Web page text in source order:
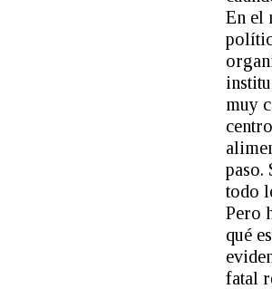
En el
muy
paso.
todo
Pero
qué
fatal